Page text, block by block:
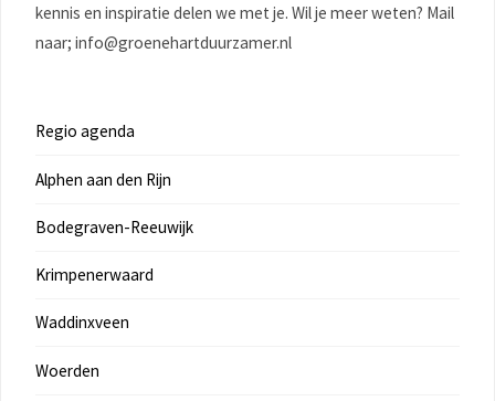
kennis en inspiratie delen we met je. Wil je meer weten? Mail
naar; info@groenehartduurzamer.nl
Regio agenda
Alphen aan den Rijn
Bodegraven-Reeuwijk
Krimpenerwaard
Waddinxveen
Woerden